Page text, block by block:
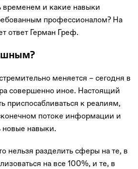
временем и какие навыки
профессионалом? На
ответ Герман Греф.
меняется – сегодня в
совершенно иное. Настоящий
приспосабливаться к реалиям,
потоке информации и
новые навыки.
нельзя разделить сферы на те, в
на все 100%, и те, в